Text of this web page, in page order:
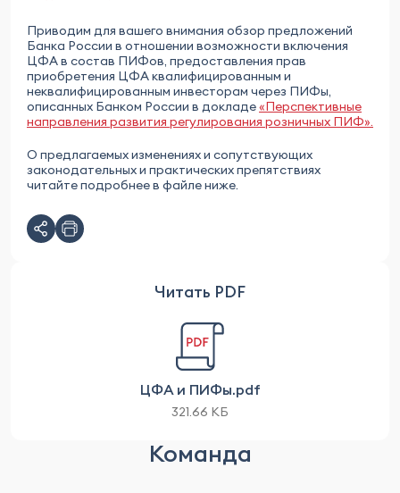
Приводим для вашего внимания обзор предложений
Банка России в отношении возможности включения
ЦФА в состав ПИФов, предоставления прав
приобретения ЦФА квалифицированным и
неквалифицированным инвесторам через ПИФы,
описанных Банком России в докладе«Перспективные
направления развития регулирования розничных ПИФ».
О предлагаемых изменениях и сопутствующих
законодательных и практических препятствиях
читайте подробнее в файле ниже.
Читать PDF
ЦФА и ПИФы.pdf
321.66 КБ
Команда